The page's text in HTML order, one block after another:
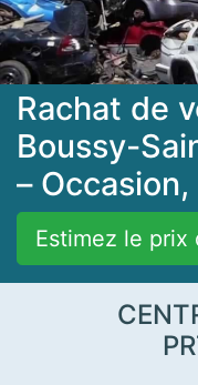
Rachat de
Boussy-
–
Estimez le